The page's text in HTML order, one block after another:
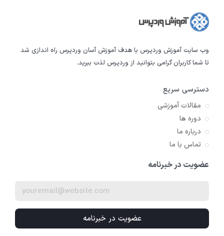
وب سایت آموزش وردپرس با هدف آموزش آسان وردپرس راه اندازی شد
تا شما کاربران گرامی بتوانید از وردپرس لذت ببرید.
دسترسی سریع
مقالات آموزشی
دوره ها
درباره ما
تماس با ما
عضویت در خبرنامه
عضویت در خبرنامه